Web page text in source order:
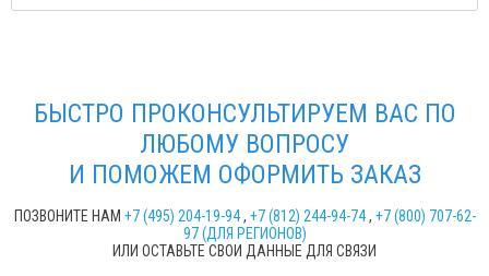
БЫСТРО ПРОКОНСУЛЬТИРУЕМ ВАС ПО
ЛЮБОМУ ВОПРОСУ
И ПОМОЖЕМ ОФОРМИТЬ ЗАКАЗ
ПОЗВОНИТЕ НАМ +7 (495) 204-19-94, +7 (812) 244-94-74, +7 (800) 707-62-
97 (ДЛЯ РЕГИОНОВ)
ИЛИ ОСТАВЬТЕ СВОИ ДАННЫЕ ДЛЯ СВЯЗИ